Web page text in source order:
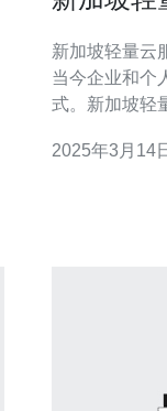
新加坡轻量云服
当今企业和个
式。新加坡轻
坡轻量云服务器的优势和
2025年3月14